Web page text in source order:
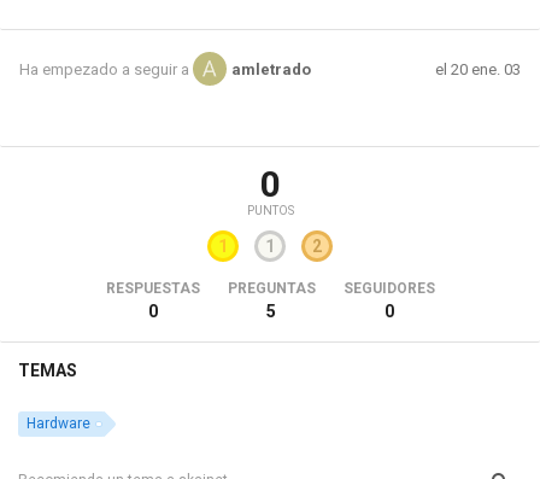
Ha empezado a seguir a amletrado el 20 ene. 03
0
PUNTOS
1 1 2
RESPUESTAS
0
PREGUNTAS
5
SEGUIDORES
0
TEMAS
Hardware